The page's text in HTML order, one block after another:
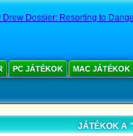
Drew Dossier: Resorting to
PC JÁTÉKOK MAC JÁTÉKOK
JÁTÉKOK A